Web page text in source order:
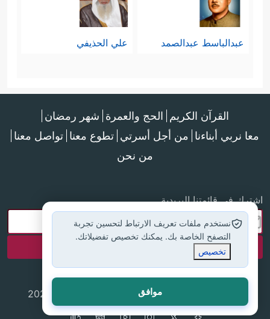
عبدالباسط عبدالصمد علي الحذيفي
القرآن الكريم الحج والعمرة شهر رمضان
معا نربي أبناءنا من أجل أسرتي تطوع معنا تواصل معنا
من نحن
اشترك في قائمتنا البريدية
جميع الحقوق محفوظة لموقع إسلام أون لاين © 2025
نستخدم ملفات تعريف الارتباط لتحسين تجربة
التصفح الخاصة بك. يمكنك تخصيص تفضيلاتك.
تخصيص
موافق